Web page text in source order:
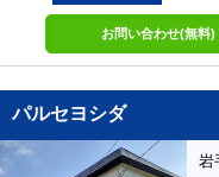
お問い合わせ(無料)
パルセヨシダ
岩